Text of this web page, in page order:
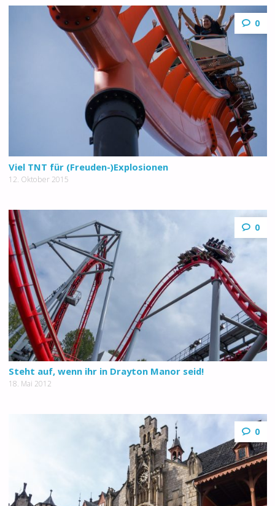
0
Viel TNT für (Freuden-)Explosionen
12. Oktober 2015
0
Steht auf, wenn ihr in Drayton Manor seid!
18. Mai 2012
0